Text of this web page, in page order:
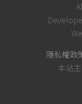
隱私權政
本站